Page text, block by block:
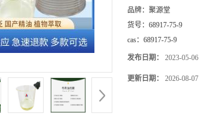
品牌： 聚源堂
货号： 68917-75-9
cas： 68917-75-9
发布日期： 2023-05-06
更新日期： 2026-08-07